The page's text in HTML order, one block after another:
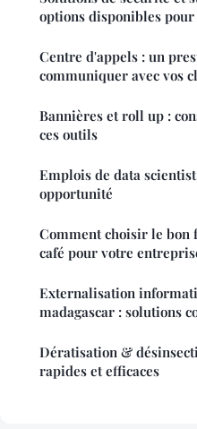
options disponibles
Centre d'appels : un
communiquer avec vos
Bannières et roll up :
ces outils
Emplois de data
opportunité
Comment choisir le bon
café pour votre
Externalisation
madagascar : solutions
Dératisation &
rapides et efficaces